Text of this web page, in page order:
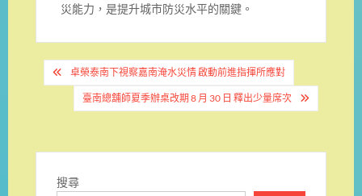
災能力，是提升城市防災水平的關鍵。
文
章
覽
卓榮泰南下視察嘉南淹水災情 啟動前進指揮所應對
臺南總舖師夏季辦桌改期 8 月 30 日 釋出少量席次
搜尋